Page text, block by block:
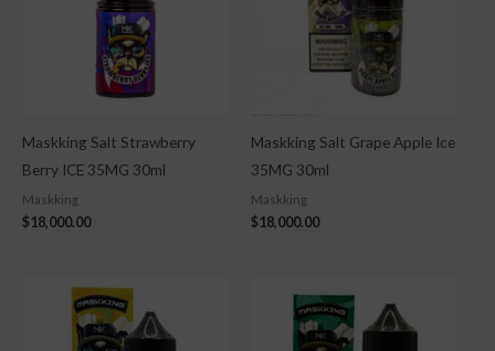
Maskking Salt Strawberry
Berry ICE 35MG 30ml
Maskking
$18,000.00
Maskking Salt Grape Apple Ice
35MG 30ml
Maskking
$18,000.00